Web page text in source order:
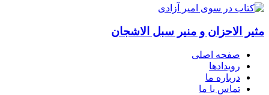
مثیر الاحزان و منیر سبل الاشجان
صفحه اصلی
رویدادها
درباره ما
تماس با ما